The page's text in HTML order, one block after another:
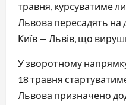
травня, курсуватиме
Львова пересадять на
Київ — Львів, що
У зворотному
18 травня
Львова призначено